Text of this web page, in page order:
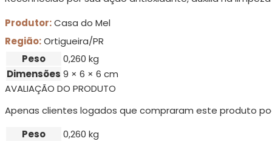
Produtor:Casa do Mel
Região:Ortigueira/PR
Peso
0,260 kg
Dimensões 9 × 6 × 6 cm
AVALIAÇÃO DO PRODUTO
Apenas clientes logados que compraram este produto
Peso
0,260 kg